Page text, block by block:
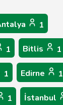
1
1 Bitlis 1
1 Edirne 1
1 İstanbul